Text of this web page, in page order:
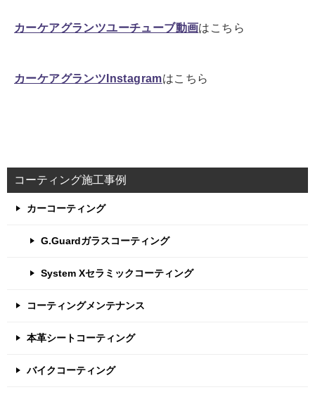
カーケアグランツユーチューブ動画はこちら
カーケアグランツInstagramはこちら
コーティング施工事例
カーコーティング
G.Guardガラスコーティング
System Xセラミックコーティング
コーティングメンテナンス
本革シートコーティング
バイクコーティング